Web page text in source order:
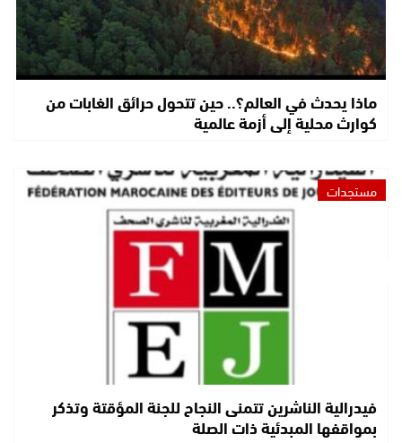
ماذا يحدث في العالم؟.. حين تتحول حرائق الغابات من
كوارث محلية إلى أزمة عالمية
مستجدات
فيدرالية الناشرين تتمنى النجاح للجنة المؤقتة وتذكر
بمواقفها المبدئية ذات الصلة